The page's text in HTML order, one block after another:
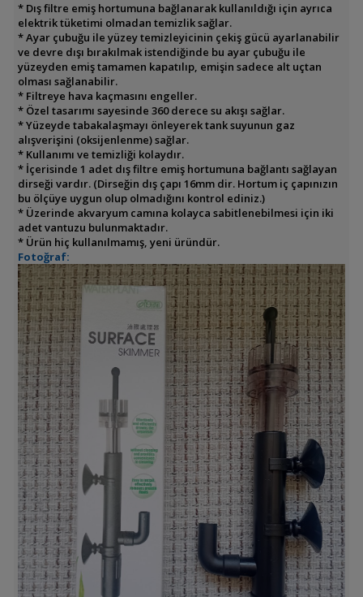
* Dış filtre emiş hortumuna bağlanarak kullanıldığı için ayrıca
elektrik tüketimi olmadan temizlik sağlar.
* Ayar çubuğu ile yüzey temizleyicinin çekiş gücü ayarlanabilir
ve devre dışı bırakılmak istendiğinde bu ayar çubuğu ile
yüzeyden emiş tamamen kapatılıp, emişin sadece alt uçtan
olması sağlanabilir.
* Filtreye hava kaçmasını engeller.
* Özel tasarımı sayesinde 360 derece su akışı sağlar.
* Yüzeyde tabakalaşmayı önleyerek tank suyunun gaz
alışverişini (oksijenlenme) sağlar.
* Kullanımı ve temizliği kolaydır.
* İçerisinde 1 adet dış filtre emiş hortumuna bağlantı sağlayan
dirseği vardır. (Dirseğin dış çapı 16mm dir. Hortum iç çapınızın
bu ölçüye uygun olup olmadığını kontrol ediniz.)
* Üzerinde akvaryum camına kolayca sabitlenebilmesi için iki
adet vantuzu bulunmaktadır.
* Ürün hiç kullanılmamış, yeni üründür.
Fotoğraf: